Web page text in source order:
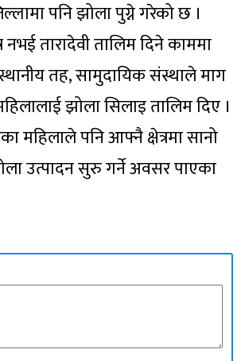
पनि झोला पुग्ने गरेको छ ।
नभई तारादेवी तालिम दिने काममा
तह, सामुदायिक संस्थाले माग
झोला सिलाइ तालिम दिए ।
महिलाले पनि आफ्नै क्षेत्रमा सानो
उत्पादन सुरु गर्ने अवसर पाएका